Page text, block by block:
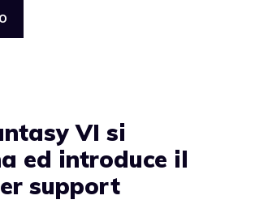
VI si
ed introduce il
support